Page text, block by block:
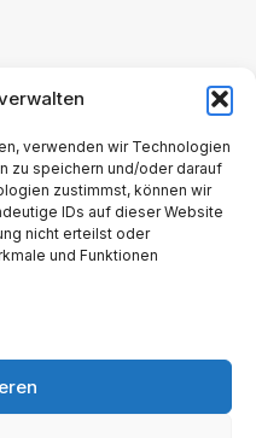
verwenden wir Technologien
zu speichern und/oder darauf
zustimmst, können wir
IDs auf dieser Website
nicht erteilst oder
und Funktionen